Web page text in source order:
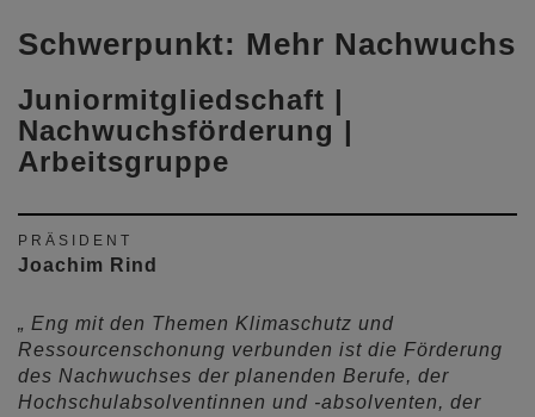
Schwerpunkt: Mehr Nachwuchs
Juniormitgliedschaft |
Nachwuchsförderung |
Arbeitsgruppe
PRÄSIDENT
Joachim Rind
Eng mit den Themen Klimaschutz und
Ressourcenschonung verbunden ist die Förderung
des Nachwuchses der planenden Berufe, der
Hochschulabsolventinnen und -absolventen, der